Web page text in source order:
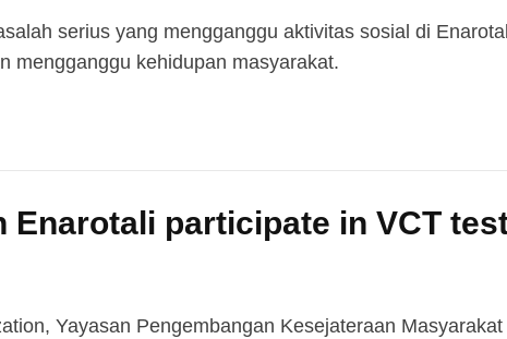
serius yang mengganggu aktivitas sosial di
mengganggu kehidupan masyarakat.
Enarotali participate in VCT
Yayasan Pengembangan Kesejateraan